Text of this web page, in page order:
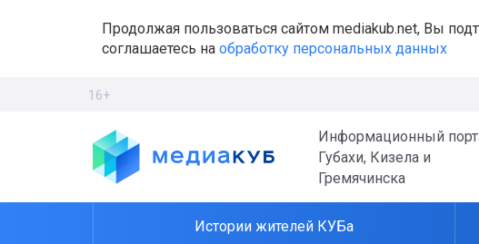
Продолжая пользоваться сайтом mediakub.net, Вы
соглашаетесь на обработку персональных данных
16+
Информационный
Губахи, Кизела и
Гремячинска
Истории жителей КУБа